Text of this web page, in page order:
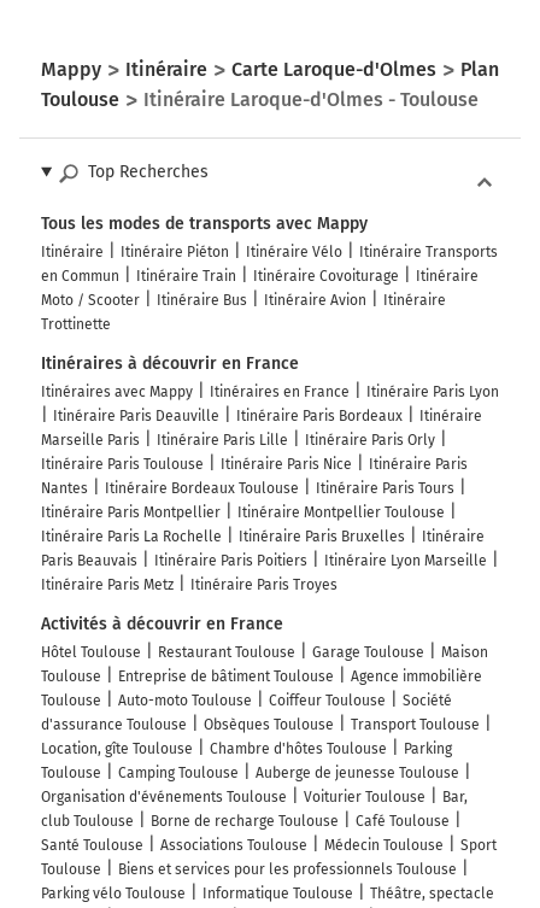
Mappy Itinéraire Carte Laroque-d'Olmes
Plan
Toulouse
Itinéraire Laroque-d'Olmes - Toulouse
Top Recherches
Tous les modes de transports avec Mappy
Itinéraire Itinéraire Piéton Itinéraire Vélo
Itinéraire Transports
en Commun
Itinéraire Train Itinéraire Covoiturage
Itinéraire
Moto / Scooter
Itinéraire Bus Itinéraire Avion
Itinéraire
Trottinette
Itinéraires à découvrir en France
Itinéraires avec Mappy Itinéraires en France
Itinéraire Paris Lyon
Itinéraire Paris Deauville
Itinéraire Paris Bordeaux
Itinéraire
Marseille Paris
Itinéraire Paris Lille
Itinéraire Paris Orly
Itinéraire Paris Toulouse
Itinéraire Paris Nice
Itinéraire Paris
Nantes
Itinéraire Bordeaux Toulouse
Itinéraire Paris Tours
Itinéraire Paris Montpellier
Itinéraire Montpellier Toulouse
Itinéraire Paris La Rochelle
Itinéraire Paris Bruxelles
Itinéraire
Paris Beauvais
Itinéraire Paris Poitiers
Itinéraire Lyon Marseille
Itinéraire Paris Metz
Itinéraire Paris Troyes
Activités à découvrir en France
Hôtel Toulouse Restaurant Toulouse Garage Toulouse
Maison
Toulouse
Entreprise de bâtiment Toulouse
Agence immobilière
Toulouse
Auto-moto Toulouse Coiffeur Toulouse
Société
d'assurance Toulouse
Obsèques Toulouse
Transport Toulouse
Location, gîte Toulouse
Chambre d'hôtes Toulouse
Parking
Toulouse
Camping Toulouse
Auberge de jeunesse Toulouse
Organisation d'événements Toulouse
Voiturier Toulouse
Bar,
club Toulouse
Borne de recharge Toulouse
Café Toulouse
Santé Toulouse
Associations Toulouse Médecin Toulouse
Sport
Toulouse
Biens et services pour les professionnels Toulouse
Parking vélo Toulouse
Informatique Toulouse
Théâtre, spectacle